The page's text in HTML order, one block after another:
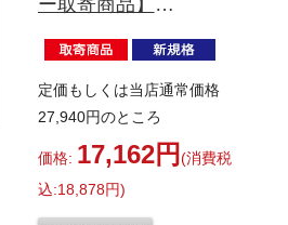
CRE-10A型 Mサイズ
定価もしくは当店通常価格
27,940円のところ
価格: 17,162円 (消費税
込:18,878円)